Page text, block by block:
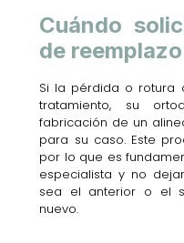
Cuándo
de reemplazo
Si la pérdida o rotura
tratamiento, su
fabricación de un
para su caso. Este
por lo que es
especialista y no
sea el anterior o el
nuevo.